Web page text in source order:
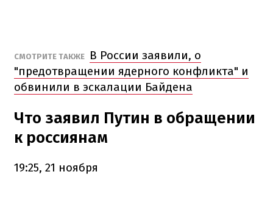
СМОТРИТЕ ТАКЖЕ
В России заявили, о
"предотвращении ядерного конфликта" и
обвинили в эскалации Байдена
Что заявил Путин в обращении
к россиянам
19:25, 21 ноября